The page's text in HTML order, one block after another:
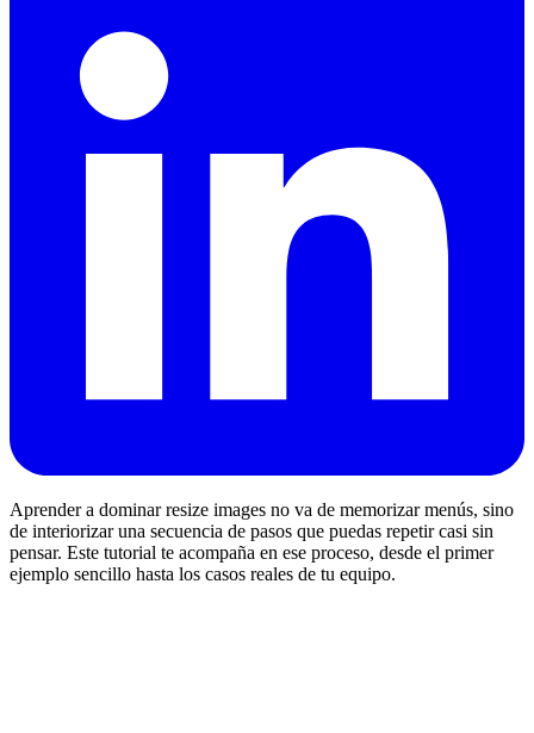
Aprender a dominar resize images no va de memorizar menús, sino
de interiorizar una secuencia de pasos que puedas repetir casi sin
pensar. Este tutorial te acompaña en ese proceso, desde el primer
ejemplo sencillo hasta los casos reales de tu equipo.